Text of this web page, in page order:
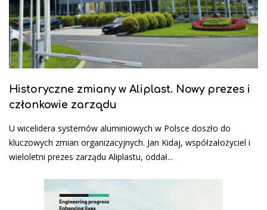
Historyczne zmiany w Aliplast. Nowy prezes i
członkowie zarządu
U wicelidera systemów aluminiowych w Polsce doszło do
kluczowych zmian organizacyjnych. Jan Kidaj, współzałożyciel i
wieloletni prezes zarządu Aliplastu, oddał...